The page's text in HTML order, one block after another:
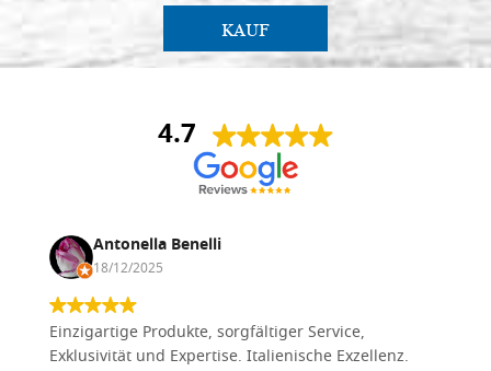
KAUF
4.7
Antonella Benelli
18/12/2025
Einzigartige Produkte, sorgfältiger Service,
Exklusivität und Expertise. Italienische Exzellenz.